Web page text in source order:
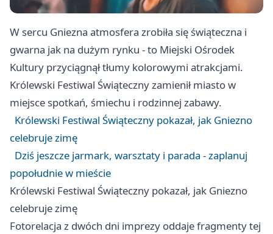
W sercu Gniezna atmosfera zrobiła się świąteczna i
gwarna jak na dużym rynku - to Miejski Ośrodek
Kultury przyciągnął tłumy kolorowymi atrakcjami.
Królewski Festiwal Świąteczny zamienił miasto w
miejsce spotkań, śmiechu i rodzinnej zabawy.
Królewski Festiwal Świąteczny pokazał, jak Gniezno
celebruje zimę
Dziś jeszcze jarmark, warsztaty i parada - zaplanuj
popołudnie w mieście
Królewski Festiwal Świąteczny pokazał, jak Gniezno
celebruje zimę
Fotorelacja z dwóch dni imprezy oddaje fragmenty tej